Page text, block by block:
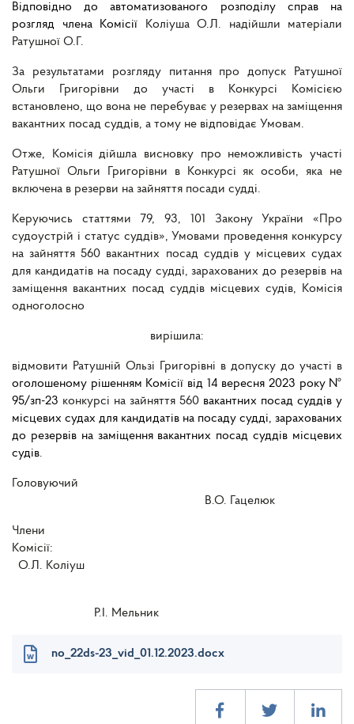
Відповідно до автоматизованого розподілу справ на
розгляд члена Комісії
Коліуша О.Л. надійшли матеріали
Ратушної О.Г.
За результатами розгляду питання про допуск Ратушної
Ольги Григорівни до участі в Конкурсі Комісією
встановлено, що вона не перебуває у резервах на заміщення
вакантних посад суддів, а тому не відповідає Умовам.
Отже, Комісія дійшла висновку про неможливість участі
Ратушної Ольги Григорівни в Конкурсі як особи, яка не
включена в резерви на зайняття посади судді.
Керуючись статтями 79, 93, 101 Закону України «Про
судоустрій і статус суддів», Умовами проведення конкурсу
на зайняття 560 вакантних посад суддів у місцевих судах
для кандидатів на посаду судді, зарахованих до резервів на
заміщення вакантних посад суддів місцевих судів, Комісія
одноголосно
вирішила:
відмовити Ратушній Ользі Григорівні в допуску до участі в
оголошеному рішенням Комісії від 14 вересня 2023 року №
95/зп-23 конкурсі на зайняття 560 вакантних посад суддів у
місцевих судах для кандидатів на посаду судді, зарахованих
до резервів на заміщення вакантних посад суддів місцевих
судів.
Головуючий
В.О. Гацелюк
Члени
О.Л. Коліуш
Р.І. Мельник
no_22ds-23_vid_01.12.2023.docx